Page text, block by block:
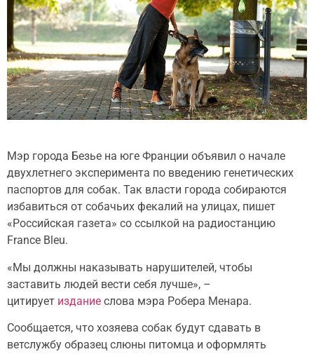
Мэр города Безье на юге Франции объявил о начале
двухлетнего эксперимента по введению генетических
паспортов для собак. Так власти города собираются
избавиться от собачьих фекалий на улицах, пишет
«Российская газета» со ссылкой на радиостанцию
France Bleu.
«Мы должны наказывать нарушителей, чтобы
заставить людей вести себя лучше», –
цитирует издание слова мэра Робера Менара.
Сообщается, что хозяева собак будут сдавать в
ветслужбу образец слюны питомца и оформлять